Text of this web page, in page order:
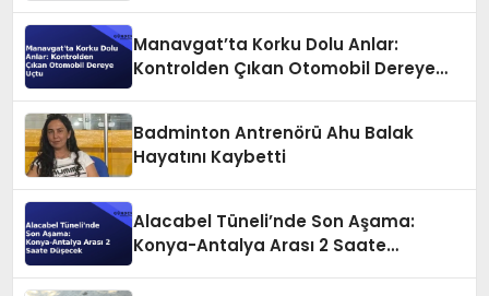
Manavgat’ta Korku Dolu Anlar:
Kontrolden Çıkan Otomobil Dereye
Badminton Antrenörü Ahu Balak
Hayatını Kaybetti
Alacabel Tüneli’nde Son Aşama:
Konya-Antalya Arası 2 Saate